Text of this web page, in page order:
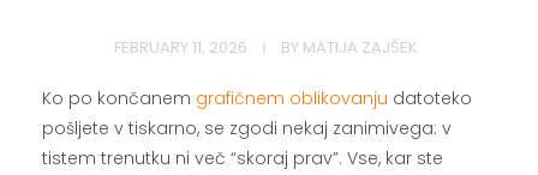
FEBRUARY 11, 2026 BY MATIJA ZAJŠEK
Ko po končanem grafičnem oblikovanju datoteko
pošljete v tiskarno, se zgodi nekaj zanimivega: v
tistem trenutku ni več “skoraj prav”. Vse, kar ste